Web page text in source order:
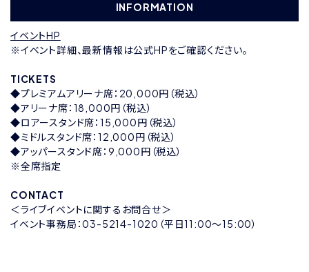
INFORMATION
イベントHP
※イベント詳細、最新情報は公式HPをご確認ください。
TICKETS
◆プレミアムアリーナ席：20,000円（税込）
◆アリーナ席：18,000円（税込）
◆ロアースタンド席：15,000円（税込）
◆ミドルスタンド席：12,000円（税込）
◆アッパースタンド席：9,000円（税込）
※全席指定
CONTACT
＜ライブイベントに関するお問合せ＞
イベント事務局：03-5214-1020（平日11:00～15:00）